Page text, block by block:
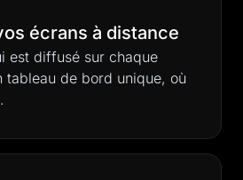
écrans à distance
est diffusé sur chaque
tableau de bord unique, où